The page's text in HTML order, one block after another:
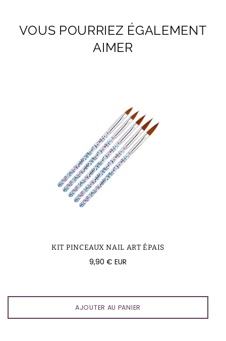
VOUS POURRIEZ ÉGALEMENT
AIMER
KIT PINCEAUX NAIL ART ÉPAIS
Prix
9,90 € EUR
AJOUTER AU PANIER